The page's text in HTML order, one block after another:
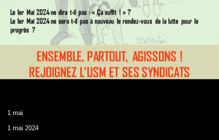
1 mai
1 mai 2024